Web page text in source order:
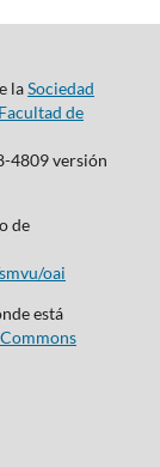
laSociedad
Facultad de
4809 versión
de
oai
está